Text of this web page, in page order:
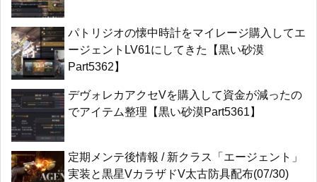
パトリジオの懐中時計をマイレージ購入してエ
ージェントLV61にしてきた【黒い砂漠
Part5362】
デヴォレカアクセVを購入して資金が減ったの
でアイテム整理【黒い砂漠Part5361】
定期メンテ後情報 / 新クラス「エージェント」
実装と黒星VカラザドV太古防具配布(07/30)